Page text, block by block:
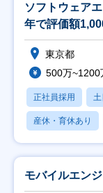
ソフトウェア
年で評価額
東京都
500万~1200
正社員採用
産休・育休あり
モバイルエン